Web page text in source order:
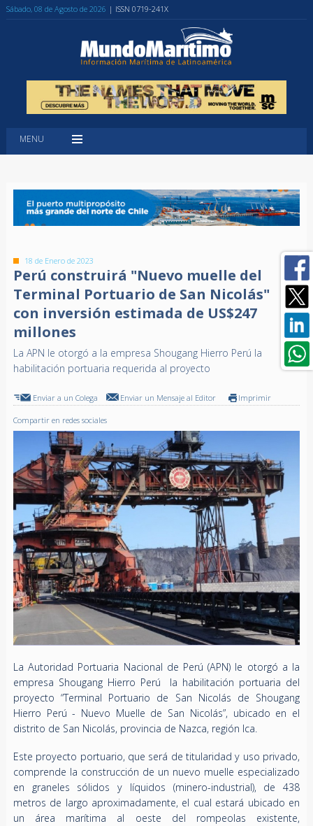
Sábado, 08 de Agosto de 2026 | ISSN 0719-241X
MENU
18 de Enero de 2023
Perú construirá "Nuevo muelle del
Terminal Portuario de San Nicolás"
con inversión estimada de US$247
millones
La APN le otorgó a la empresa Shougang Hierro Perú la
habilitación portuaria requerida al proyecto
Enviar a un Colega Enviar un Mensaje al Editor Imprimir
Compartir en redes sociales
La Autoridad Portuaria Nacional de Perú (APN) le otorgó a la
empresa Shougang Hierro Perú la habilitación portuaria del
proyecto “Terminal Portuario de San Nicolás de Shougang
Hierro Perú - Nuevo Muelle de San Nicolás”, ubicado en el
distrito de San Nicolás, provincia de Nazca, región Ica.
Este proyecto portuario, que será de titularidad y uso privado,
comprende la construcción de un nuevo muelle especializado
en graneles sólidos y líquidos (minero-industrial), de 438
metros de largo aproximadamente, el cual estará ubicado en
un área marítima al oeste del rompeolas existente,